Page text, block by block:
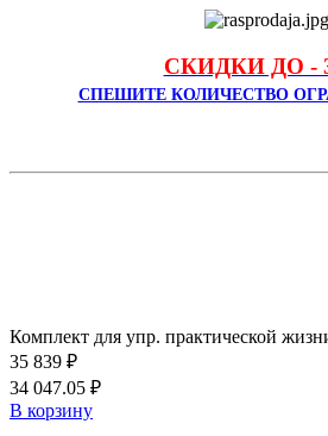
СКИДКИ ДО -
СПЕШИТЕ КОЛИЧЕСТВО
Комплект для упр. практической
35 839 ₽
34 047.05 ₽
В корзину